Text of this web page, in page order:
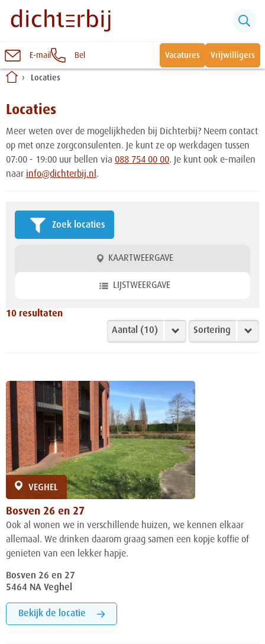
Naar
inhoud
E-mail Bel Vacatures Vrijwilligers
Locaties
Locaties
Meer weten over de mogelijkheden bij Dichterbij? Neem contact
op met onze zorgconsulenten. Je kunt ze op werkdagen tussen
07:00 - 19:00 uur bellen via 088 754 00 00. Je kunt ook e-mailen
naar info@dichterbij.nl.
Zoek locaties
KAARTWEERGAVE
LIJSTWEERGAVE
10 resultaten
VEGHEL
Bosven 26 en 27
Ook al wonen we in verschillende huizen, we kennen elkaar
allemaal. We drinken daarom graag samen een kopje koffie of
genieten van een lekker hapje.
Bosven 26 en 27
5464 NA Veghel
Bekijk de locatie
Snel naar:
Wonen bij Dichterbij
Zinvolle dagbesteding